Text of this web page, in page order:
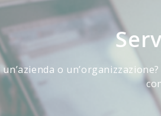
un’azienda o